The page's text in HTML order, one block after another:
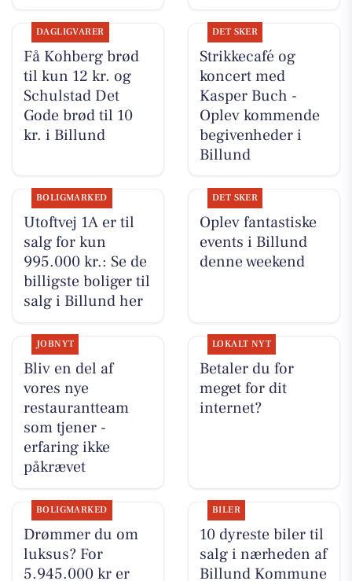
DAGLIGVARER
Få Kohberg brød
til kun 12 kr. og
Schulstad Det
Gode brød til 10
kr. i Billund
DET SKER
Strikkecafé og
koncert med
Kasper Buch -
Oplev kommende
begivenheder i
Billund
BOLIGMARKED
Utoftvej 1A er til
salg for kun
995.000 kr.: Se de
billigste boliger til
salg i Billund her
DET SKER
Oplev fantastiske
events i Billund
denne weekend
JOBNYT
Bliv en del af
vores nye
restaurantteam
som tjener -
erfaring ikke
påkrævet
LOKALT NYT
Betaler du for
meget for dit
internet?
BOLIGMARKED
Drømmer du om
luksus? For
5.945.000 kr er
BILER
10 dyreste biler til
salg i nærheden af
Billund Kommune